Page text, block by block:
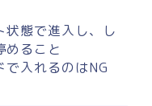
状態で進入し、し
めること
入れるのはNG